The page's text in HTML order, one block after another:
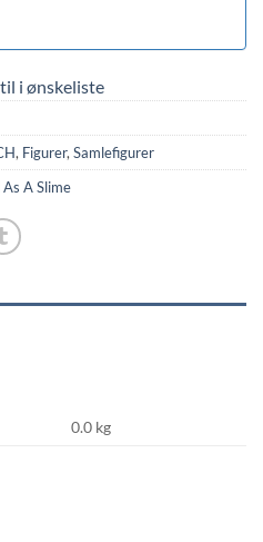
til i ønskeliste
, Figurer, Samlefigurer
A Slime
0.0 kg